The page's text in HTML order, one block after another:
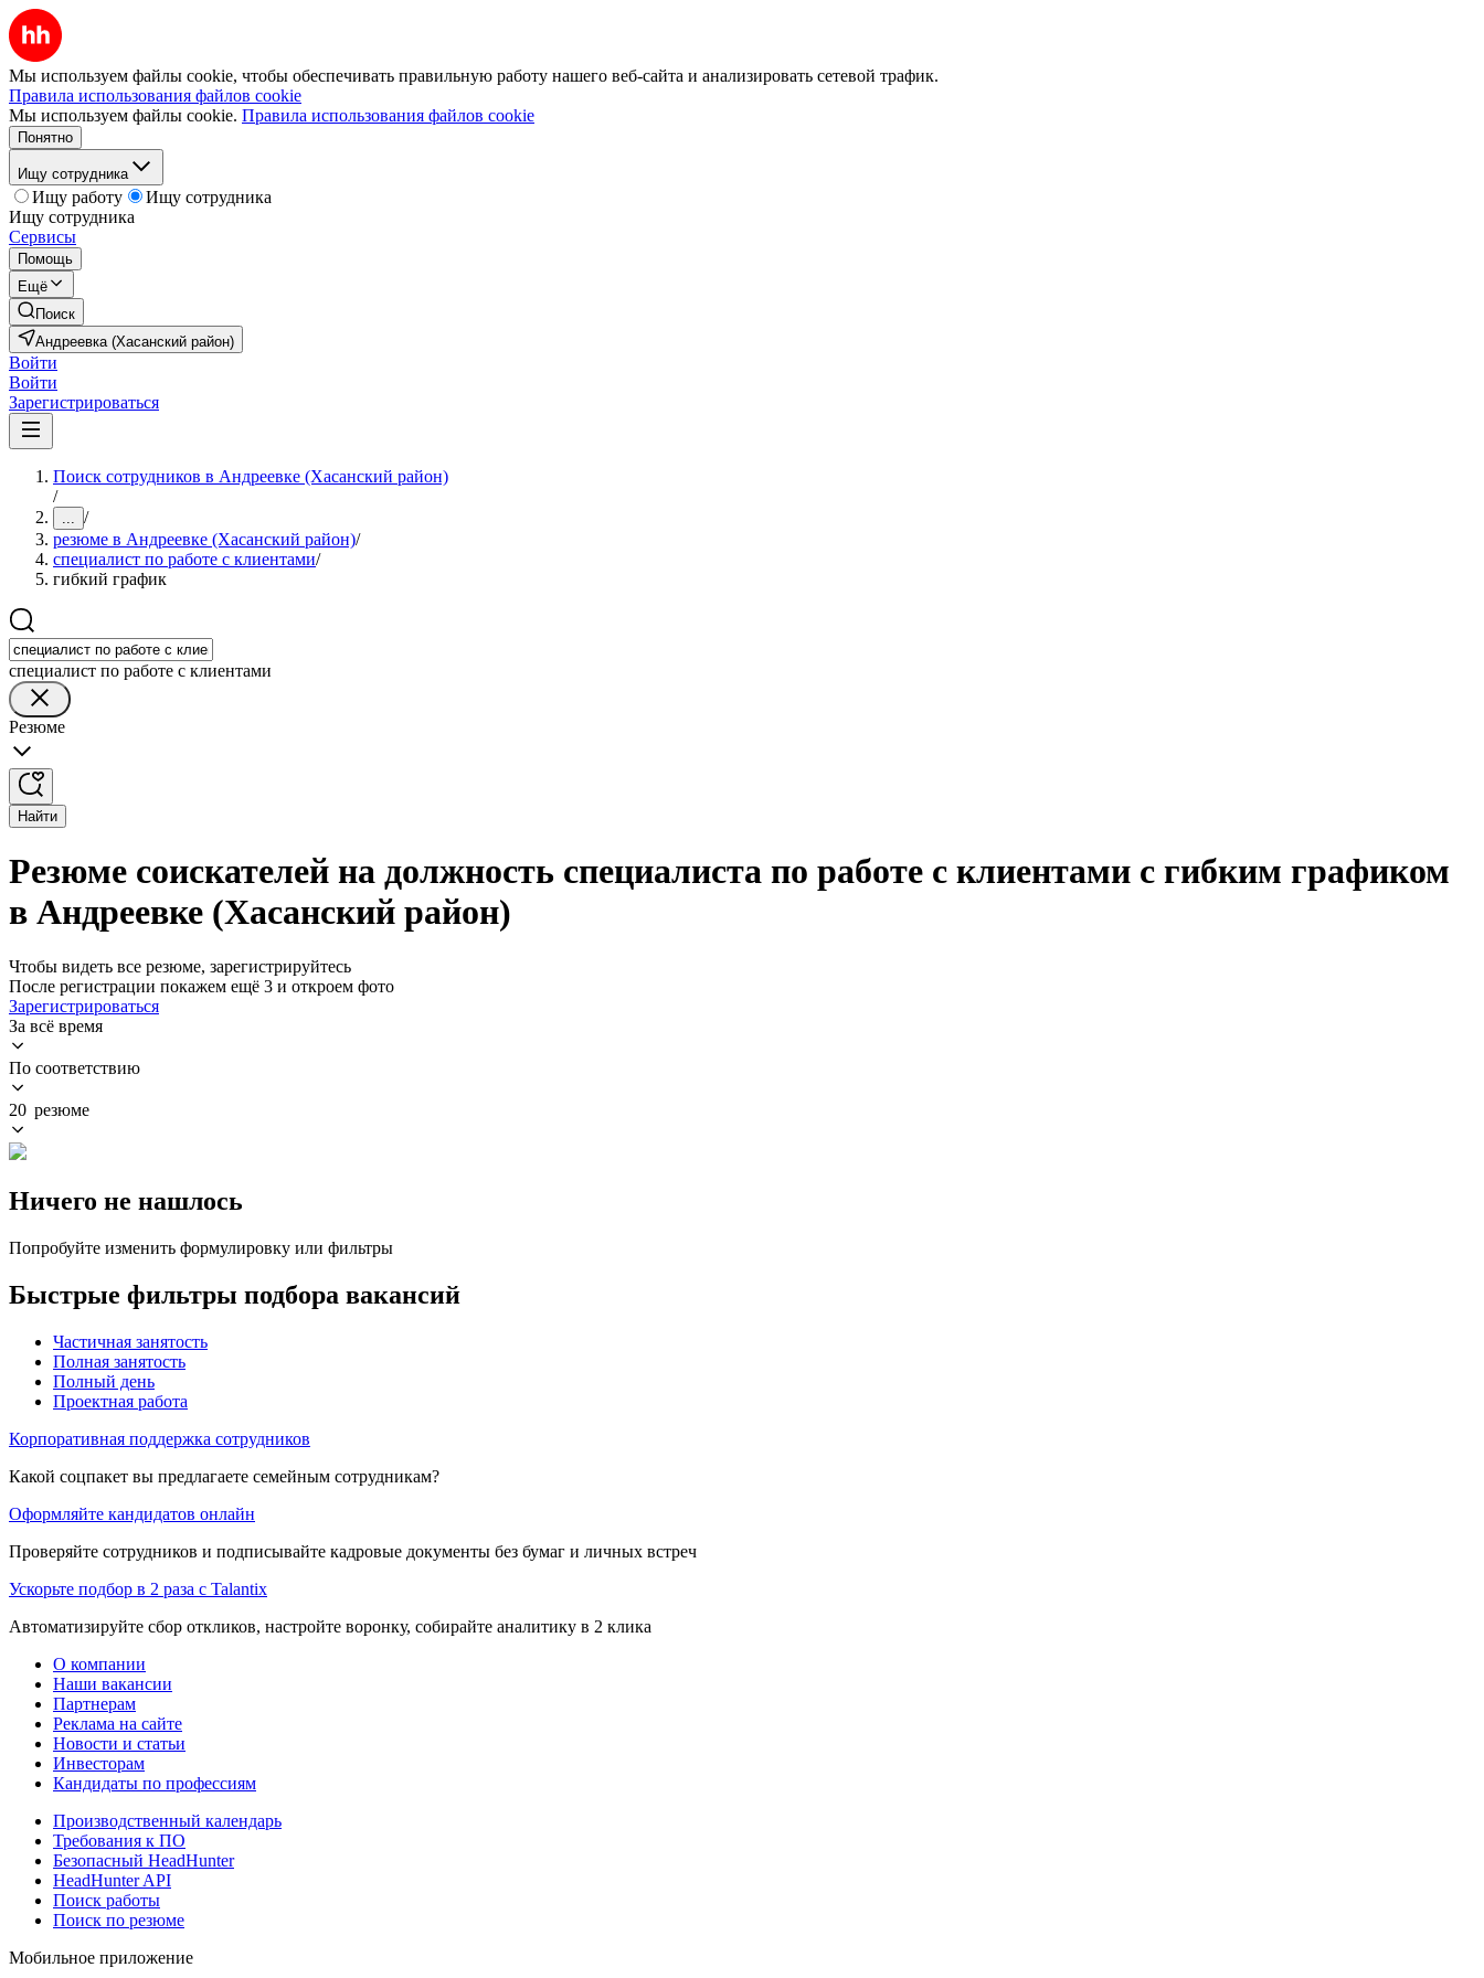
Мы используем файлы cookie, чтобы обеспечивать правильную работу нашего веб-сайта и анализировать сетевой трафик.
Правила использования файлов cookie
Мы используем файлы cookie. Правила использования файлов cookie
Понятно
Ищу сотрудника
Ищу работу
Ищу сотрудника
Ищу сотрудника
Сервисы
Помощь
Ещё
Поиск
Андреевка (Хасанский район)
Войти
Войти
Зарегистрироваться
Поиск сотрудников в Андреевке (Хасанский район)
/
... /
резюме в Андреевке (Хасанский район)/
специалист по работе с клиентами/
гибкий график
специалист по работе с клиентами
Резюме
Найти
Резюме соискателей на должность специалиста по работе с клиентами с гибким графиком
в Андреевке (Хасанский район)
Чтобы видеть все резюме, зарегистрируйтесь
После регистрации покажем ещё 3 и откроем фото
Зарегистрироваться
За всё время
По соответствию
20 резюме
Ничего не нашлось
Попробуйте изменить формулировку или фильтры
Быстрые фильтры подбора вакансий
Частичная занятость
Полная занятость
Полный день
Проектная работа
Корпоративная поддержка сотрудников
Какой соцпакет вы предлагаете семейным сотрудникам?
Оформляйте кандидатов онлайн
Проверяйте сотрудников и подписывайте кадровые документы без бумаг и личных встреч
Ускорьте подбор в 2 раза с Talantix
Автоматизируйте сбор откликов, настройте воронку, собирайте аналитику в 2 клика
О компании
Наши вакансии
Партнерам
Реклама на сайте
Новости и статьи
Инвесторам
Кандидаты по профессиям
Производственный календарь
Требования к ПО
Безопасный HeadHunter
HeadHunter API
Поиск работы
Поиск по резюме
Мобильное приложение